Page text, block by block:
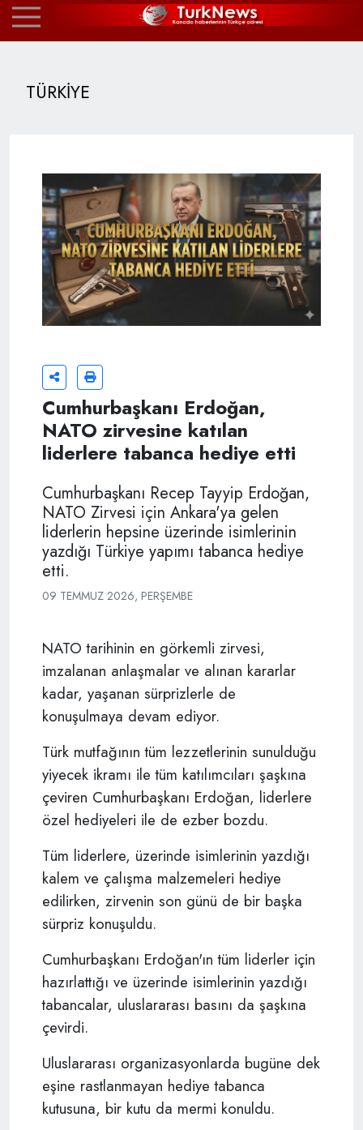
TÜRKİYE
Cumhurbaşkanı Erdoğan,
NATO zirvesine katılan
liderlere tabanca hediye etti
Cumhurbaşkanı Recep Tayyip Erdoğan,
NATO Zirvesi için Ankara'ya gelen
liderlerin hepsine üzerinde isimlerinin
yazdığı Türkiye yapımı tabanca hediye
etti.
09 TEMMUZ 2026, PERŞEMBE
NATO tarihinin en görkemli zirvesi,
imzalanan anlaşmalar ve alınan kararlar
kadar, yaşanan sürprizlerle de
konuşulmaya devam ediyor.
Türk mutfağının tüm lezzetlerinin sunulduğu
yiyecek ikramı ile tüm katılımcıları şaşkına
çeviren Cumhurbaşkanı Erdoğan, liderlere
özel hediyeleri ile de ezber bozdu.
Tüm liderlere, üzerinde isimlerinin yazdığı
kalem ve çalışma malzemeleri hediye
edilirken, zirvenin son günü de bir başka
sürpriz konuşuldu.
Cumhurbaşkanı Erdoğan'ın tüm liderler için
hazırlattığı ve üzerinde isimlerinin yazdığı
tabancalar, uluslararası basını da şaşkına
çevirdi.
Uluslararası organizasyonlarda bugüne dek
eşine rastlanmayan hediye tabanca
kutusuna, bir kutu da mermi konuldu.